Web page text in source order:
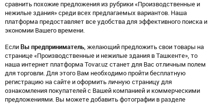
сравнить похожие предложения из рубрики «Производственные и
нежилые здания» среди всех предлагаемых вариантов. Наша
платформа предоставляет все удобства для эффективного поиска и
экономии Вашего времени.
Если Вы предприниматель, желающий предложить свои товары на
странице «Производственные и нежилые здания в Ташкенте», то
наша интернет платформа Tovar.uz станет для Вас отличным полем
для торговли. Для этого Вам необходимо пройти бесплатную
регистрацию на сайте и оформить личную страницу для
ознакомления покупателей с Вашей компанией и коммерческими
предложениями. Вы можете добавить фотографии в разделе